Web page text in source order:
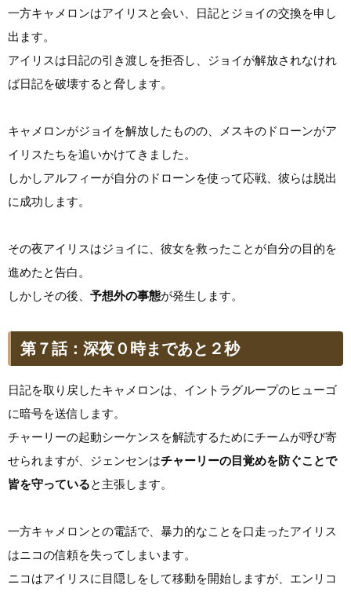
一方キャメロンはアイリスと会い、日記とジョイの交換を申し
出ます。
アイリスは日記の引き渡しを拒否し、ジョイが解放されなけれ
ば日記を破壊すると脅します。
キャメロンがジョイを解放したものの、メスキのドローンがア
イリスたちを追いかけてきました。
しかしアルフィーが自分のドローンを使って応戦、彼らは脱出
に成功します。
その夜アイリスはジョイに、彼女を救ったことが自分の目的を
進めたと告白。
しかしその後、 予想外の事態が発生します。
第７話：深夜０時まであと２秒
日記を取り戻したキャメロンは、イントラグループのヒューゴ
に暗号を送信します。
チャーリーの起動シーケンスを解読するためにチームが呼び寄
せられますが、ジェンセンはチャーリーの目覚めを防ぐことで
皆を守っていると主張します。
一方キャメロンとの電話で、暴力的なことを口走ったアイリス
はニコの信頼を失ってしまいます。
ニコはアイリスに目隠しをして移動を開始しますが、エンリコ